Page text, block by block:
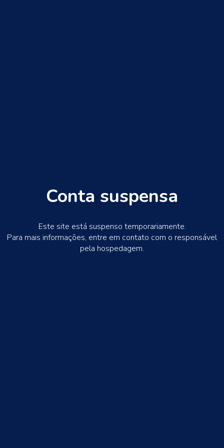
Conta suspensa
Este site está suspenso temporariamente.
Para mais informações, entre em contato com o responsável
pela hospedagem.